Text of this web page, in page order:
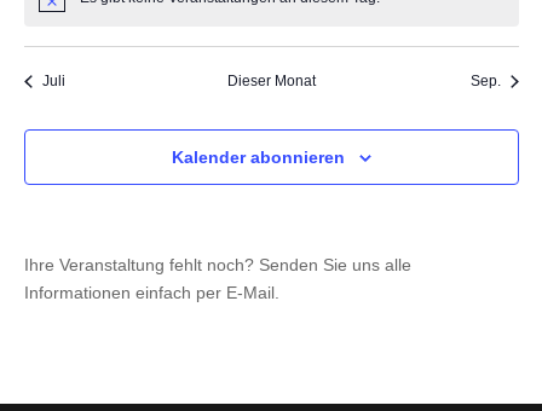
Hinweis
Juli Dieser Monat Sep.
Kalender abonnieren
Ihre Veranstaltung fehlt noch? Senden Sie uns alle
Informationen einfach per E-Mail.